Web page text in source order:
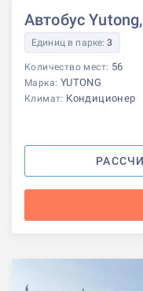
Автобус
Единиц в парке:3
Количество мест: 56
Марка: YUTONG
Климат: Кондиционер